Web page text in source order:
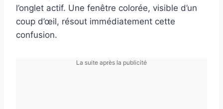
l’onglet actif. Une fenêtre colorée, visible d’un
coup d’œil, résout immédiatement cette
confusion.
La suite après la publicité